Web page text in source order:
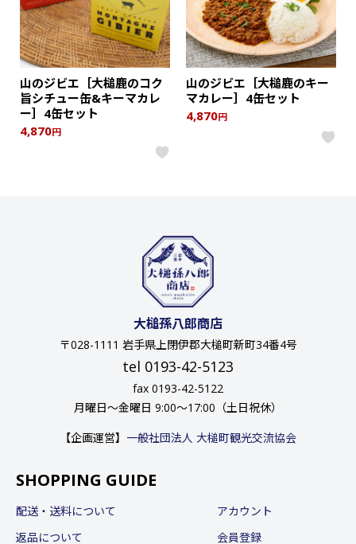
山のジビエ［大槌鹿のコク
旨シチュー缶&キーマカレ
ー］4缶セット
4,870円
山のジビエ［大槌鹿のキー
マカレー］4缶セット
4,870円
大槌孫八郎商店
〒028-1111 岩手県上閉伊郡大槌町新町34番4号
tel 0193-42-5123
fax 0193-42-5122
月曜日〜金曜日 9:00〜17:00（土日祝休）
【企画運営】 一般社団法人 大槌町観光交流協会
SHOPPING GUIDE
配送・送料について
返品について
アカウント
会員登録